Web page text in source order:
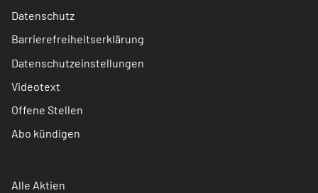
Datenschutz
Barrierefreiheitserklärung
Datenschutzeinstellungen
Videotext
Offene Stellen
Abo kündigen
Alle Aktien